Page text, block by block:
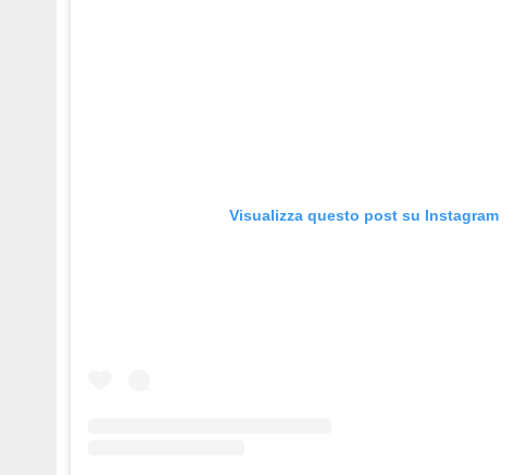
Visualizza questo post su Instagram